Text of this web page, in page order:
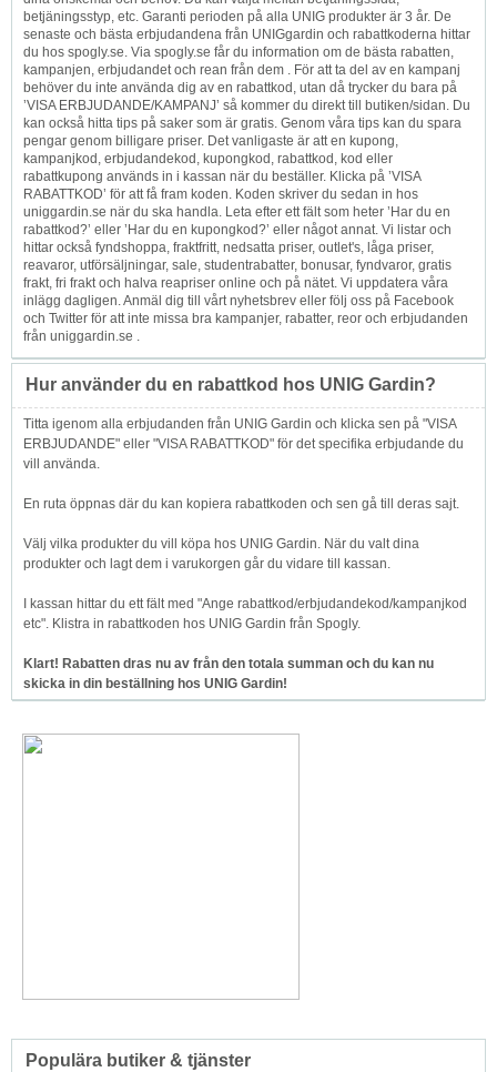
betjäningsstyp, etc. Garanti perioden på alla UNIG produkter är 3 år. De
senaste och bästa erbjudandena från UNIGgardin och rabattkoderna hittar
du hos spogly.se. Via spogly.se får du information om de bästa rabatten,
kampanjen, erbjudandet och rean från dem . För att ta del av en kampanj
behöver du inte använda dig av en rabattkod, utan då trycker du bara på
’VISA ERBJUDANDE/KAMPANJ’ så kommer du direkt till butiken/sidan. Du
kan också hitta tips på saker som är gratis. Genom våra tips kan du spara
pengar genom billigare priser. Det vanligaste är att en kupong,
kampanjkod, erbjudandekod, kupongkod, rabattkod, kod eller
rabattkupong används in i kassan när du beställer. Klicka på ’VISA
RABATTKOD’ för att få fram koden. Koden skriver du sedan in hos
uniggardin.se när du ska handla. Leta efter ett fält som heter ’Har du en
rabattkod?’ eller ’Har du en kupongkod?’ eller något annat. Vi listar och
hittar också fyndshoppa, fraktfritt, nedsatta priser, outlet's, låga priser,
reavaror, utförsäljningar, sale, studentrabatter, bonusar, fyndvaror, gratis
frakt, fri frakt och halva reapriser online och på nätet. Vi uppdatera våra
inlägg dagligen. Anmäl dig till vårt nyhetsbrev eller följ oss på Facebook
och Twitter för att inte missa bra kampanjer, rabatter, reor och erbjudanden
från uniggardin.se .
Hur använder du en rabattkod hos UNIG Gardin?
Titta igenom alla erbjudanden från UNIG Gardin och klicka sen på "VISA
ERBJUDANDE" eller "VISA RABATTKOD" för det specifika erbjudande du
vill använda.
En ruta öppnas där du kan kopiera rabattkoden och sen gå till deras sajt.
Välj vilka produkter du vill köpa hos UNIG Gardin. När du valt dina
produkter och lagt dem i varukorgen går du vidare till kassan.
I kassan hittar du ett fält med "Ange rabattkod/erbjudandekod/kampanjkod
etc". Klistra in rabattkoden hos UNIG Gardin från Spogly.
Klart! Rabatten dras nu av från den totala summan och du kan nu
skicka in din beställning hos UNIG Gardin!
Populära butiker & tjänster